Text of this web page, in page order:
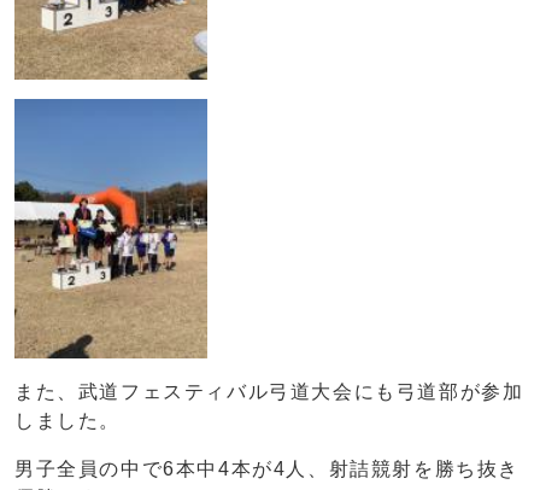
また、武道フェスティバル弓道大会にも弓道部が参加
しました。
男子全員の中で6本中4本が4人、射詰競射を勝ち抜き